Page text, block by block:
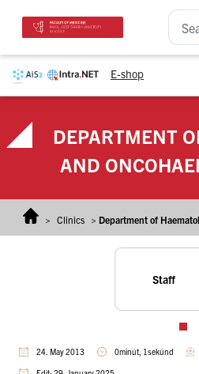
E-shop
DEPARTMENT
AND
> Clinics > Department of
Staff
24. May 2013 0minút, 1sekúnd